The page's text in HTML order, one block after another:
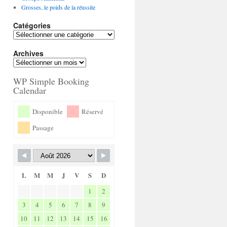
Grosses, le poids de la réussite
Catégories
Archives
WP Simple Booking
Calendar
Disponible
Réservé
Passage
L M M J V S D
1
2
3
4 5 6 7 8
9
10
11 12 13 14 15
16